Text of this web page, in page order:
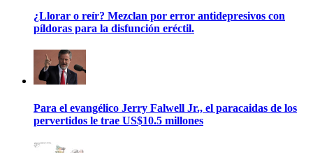
¿Llorar o reír? Mezclan por error antidepresivos con
píldoras para la disfunción eréctil.
Para el evangélico Jerry Falwell Jr., el paracaidas de los
pervertidos le trae US$10.5 millones